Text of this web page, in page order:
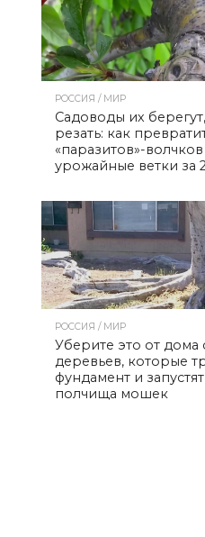
РОССИЯ / МИР
Садоводы их
резать: как
«паразитов»-волчков
урожайные ветки за
РОССИЯ / МИР
Уберите это от дома
деревьев, которые
фундамент и
полчища мошек